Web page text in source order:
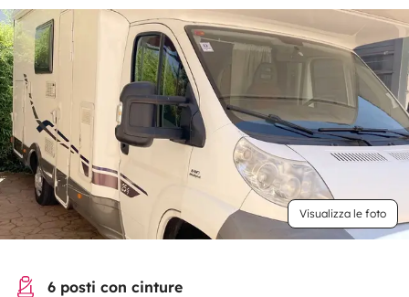
Visualizza le foto
6 posti con cinture